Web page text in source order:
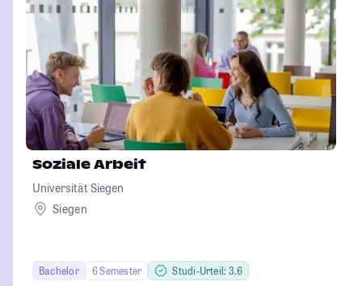
Soziale Arbeit
Universität Siegen
Siegen
Bachelor 6 Semester
Studi-Urteil: 3.6